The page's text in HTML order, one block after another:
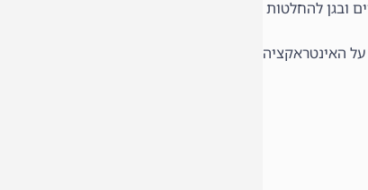
ובגן להחלטות
האינטראקציה